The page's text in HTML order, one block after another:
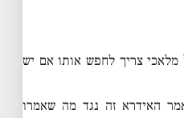
מלאכי צריך לחפש אותו אם יש
האידרא זה נגד מה שאמרו